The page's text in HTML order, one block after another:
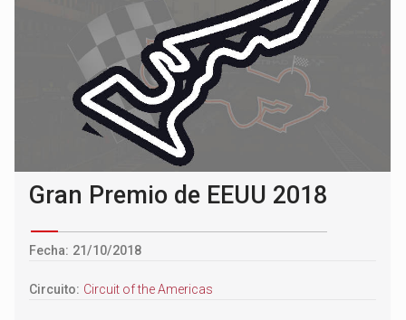
Gran Premio de EEUU 2018
Fecha: 21/10/2018
Circuito: Circuit of the Americas